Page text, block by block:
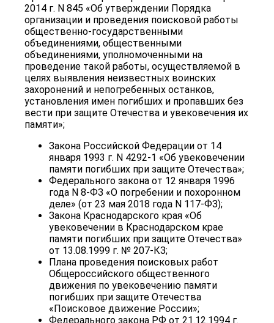
2014 г. N 845 «Об утверждении Порядка
организации и проведения поисковой работы
общественно-государственными
объединениями, общественными
объединениями, уполномоченными на
проведение такой работы, осуществляемой в
целях выявления неизвестных воинских
захоронений и непогребенных останков,
установления имен погибших и пропавших без
вести при защите Отечества и увековечения их
памяти»;
Закона Российской Федерации от 14
января 1993 г. N 4292-1 «Об увековечении
памяти погибших при защите Отечества»;
Федерального закона от 12 января 1996
года N 8-ФЗ «О погребении и похоронном
деле» (от 23 мая 2018 года N 117-ФЗ);
Закона Краснодарского края «Об
увековечении в Краснодарском крае
памяти погибших при защите Отечества»
от 13.08.1999 г. № 207-КЗ;
Плана проведения поисковых работ
Общероссийского общественного
движения по увековечению памяти
погибших при защите Отечества
«Поисковое движение России»;
Федерального закона РФ от 21.12.1994 г.